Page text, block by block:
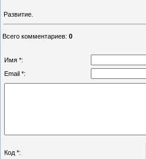
Развитие.
Всего комментариев: 0
Имя *:
Email *:
Код *: